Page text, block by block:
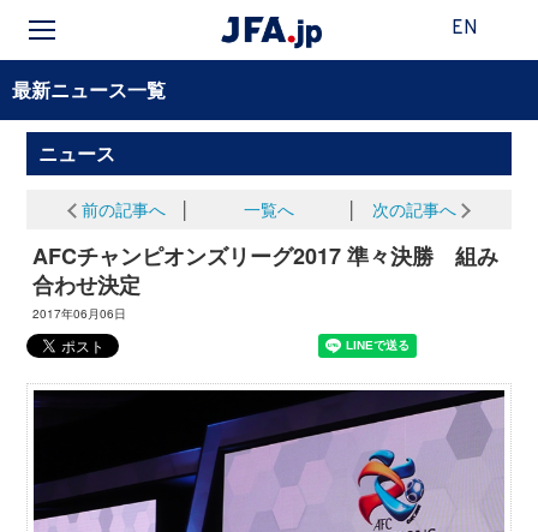
EN
最新ニュース一覧
ニュース
前の記事へ 一覧へ 次の記事へ
AFCチャンピオンズリーグ2017 準々決勝 組み
合わせ決定
2017年06月06日